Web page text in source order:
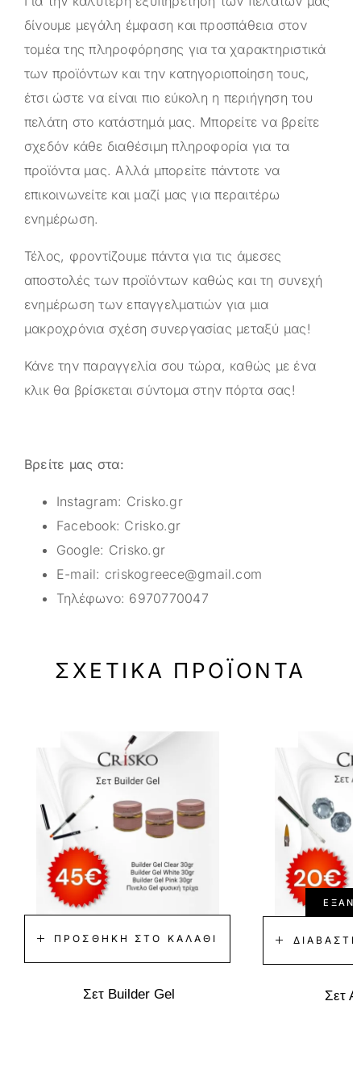
δίνουμε μεγάλη έμφαση και προσπάθεια στον
τομέα της πληροφόρησης για τα χαρακτηριστικά
των προϊόντων και την κατηγοριοποίηση τους,
έτσι ώστε να είναι πιο εύκολη η περιήγηση του
πελάτη στο κατάστημά μας. Μπορείτε να βρείτε
σχεδόν κάθε διαθέσιμη πληροφορία για τα
προϊόντα μας. Αλλά μπορείτε πάντοτε να
επικοινωνείτε και μαζί μας για περαιτέρω
ενημέρωση.
Τέλος, φροντίζουμε πάντα για τις άμεσες
αποστολές των προϊόντων καθώς και τη συνεχή
ενημέρωση των επαγγελματιών για μια
μακροχρόνια σχέση συνεργασίας μεταξύ μας!
Κάνε την παραγγελία σου τώρα, καθώς με ένα
κλικ θα βρίσκεται σύντομα στην πόρτα σας!
Βρείτε μας στα:
Instagram: Crisko.gr
Facebook: Crisko.gr
Google: Crisko.gr
E-mail: criskogreece@gmail.com
Τηλέφωνο: 6970770047
ΣΧΕΤΙΚΆ ΠΡΟΪΌΝΤΑ
ΠΡΟΣΘΉΚΗ ΣΤΟ ΚΑΛΆΘΙ
Σετ Builder Gel Σετ